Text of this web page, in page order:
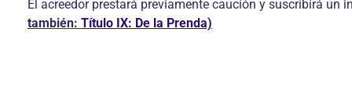
El acreedor prestará previamente caución y suscribirá un
también: Título IX: De la Prenda)